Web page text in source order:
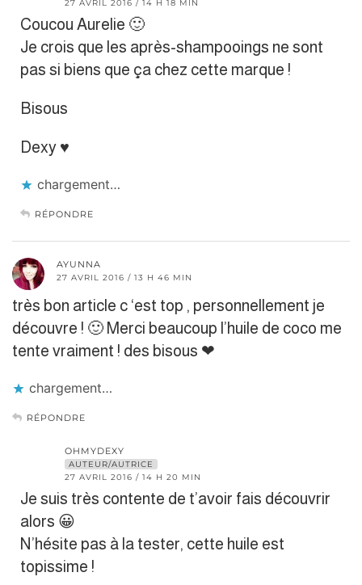
27 AVRIL 2016 / 14 H 18 MIN
Coucou Aurelie 🙂
Je crois que les après-shampooings ne sont
pas si biens que ça chez cette marque !
Bisous
Dexy ♥︎
chargement…
RÉPONDRE
AYUNNA
27 AVRIL 2016 / 13 H 46 MIN
très bon article c ‘est top , personnellement je
découvre ! 🙂 Merci beaucoup l’huile de coco me
tente vraiment ! des bisous ❤
chargement…
RÉPONDRE
OHMYDEXY
AUTEUR/AUTRICE
27 AVRIL 2016 / 14 H 20 MIN
Je suis très contente de t’avoir fais découvrir
alors 😀
N’hésite pas à la tester, cette huile est
topissime !